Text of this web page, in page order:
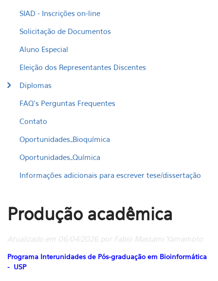
SIAD - Inscrições on-line
Solicitação de Documentos
Aluno Especial
Eleição dos Representantes Discentes
Diplomas
FAQ's Perguntas Frequentes
Contato
Oportunidades_Bioquímica
Oportunidades_Química
Informações adicionais para escrever tese/dissertação
Produção acadêmica
Atualizado em 06/04/2026 por Fabio Massami Yamamoto
Programa Interunidades de Pós-graduação em Bioinformática
- USP